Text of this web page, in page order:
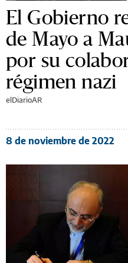
El Gobierno
de Mayo a
por su
régimen nazi
elDiarioAR
8 de noviembre de 2022